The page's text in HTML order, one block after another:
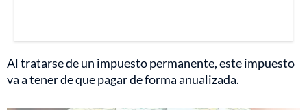
Al tratarse de un impuesto permanente, este impuesto
va a tener de que pagar de forma anualizada.